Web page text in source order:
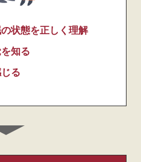
状態を正しく理解
知る
る